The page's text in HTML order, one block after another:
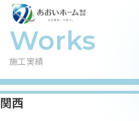
施工実績
関西